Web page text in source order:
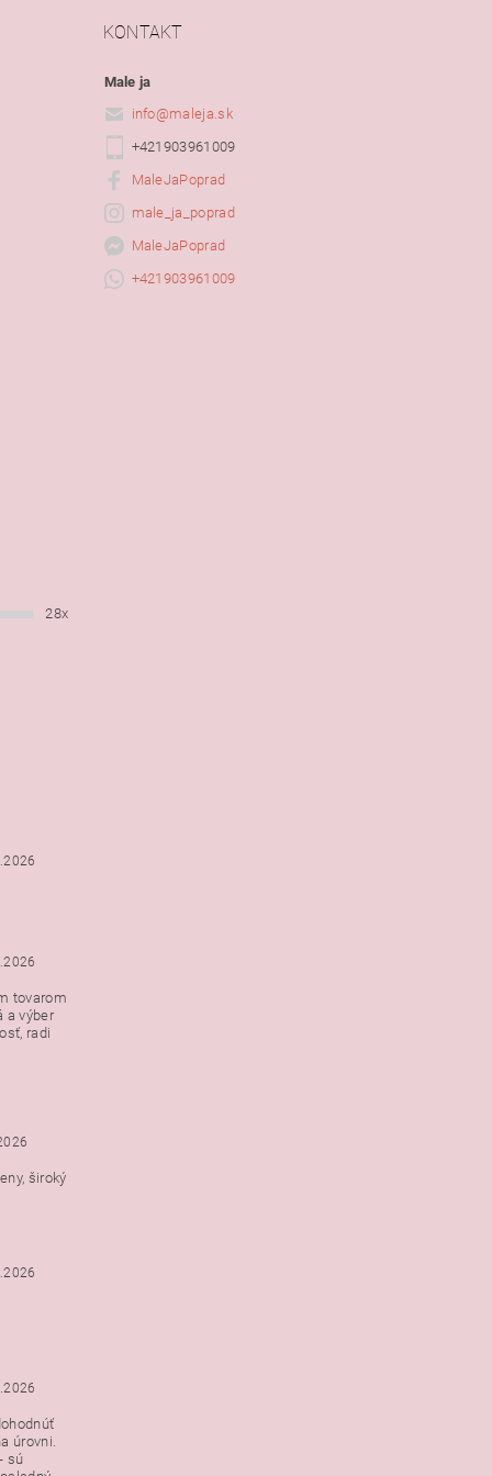
KONTAKT
Male ja
info@maleja.sk
+421903961009
MaleJaPoprad
male_ja_poprad
MaleJaPoprad
+421903961009
28x
s
tovarom
a výber
radi
široký
úrovni.
sú